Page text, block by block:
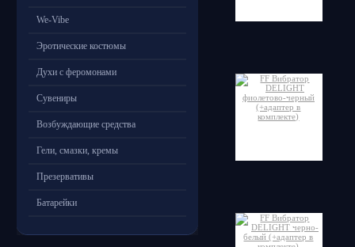
We-Vibe
Эротические костюмы
Духи с феромонами
Сувениры
Возбуждающие средства
Гели, смазки, кремы
Презервативы
Батарейки